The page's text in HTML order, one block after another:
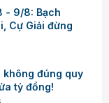
- 9/8: Bạch
Cự Giải đừng
không đúng quy
tỷ đồng!